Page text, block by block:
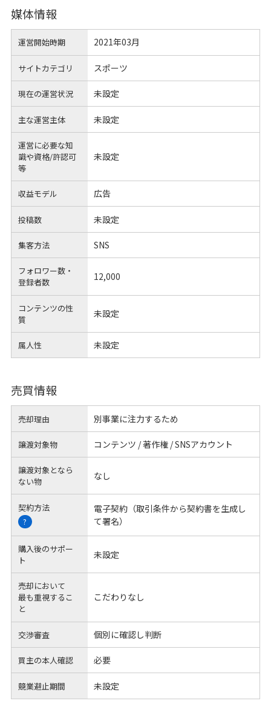
媒体情報
運営開始時期 2021年03月
サイトカテゴリ スポーツ
現在の運営状況 未設定
主な運営主体 未設定
運営に必要な知
識や資格/許認可
等
未設定
収益モデル 広告
投稿数 未設定
集客方法 SNS
フォロワー数・
登録者数
12,000
コンテンツの性
質
未設定
属人性 未設定
売買情報
売却理由 別事業に注力するため
譲渡対象物 コンテンツ / 著作権 / SNSアカウント
譲渡対象となら
ない物
なし
契約方法
?
電子契約（取引条件から契約書を生成し
て署名）
購入後のサポー
ト
未設定
売却において
最も重視するこ
と
こだわりなし
交渉審査 個別に確認し判断
買主の本人確認 必要
競業避止期間 未設定